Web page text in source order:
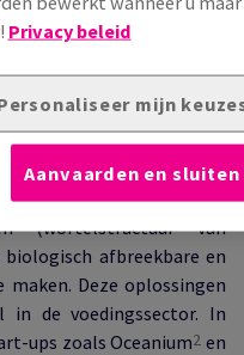
grondstoffen
en vaak gemengd
materialen zoals
(wortelstructuur van
afbreekbare en
Deze oplossingen
in de voedingssector. In
ups zoals Oceanium2 en
Privacy beleid
mijn
Aanvaarden en sluiten